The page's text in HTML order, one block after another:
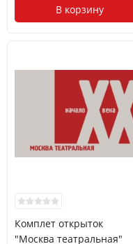
В корзину
Комплет открыток
"Москва театральная"